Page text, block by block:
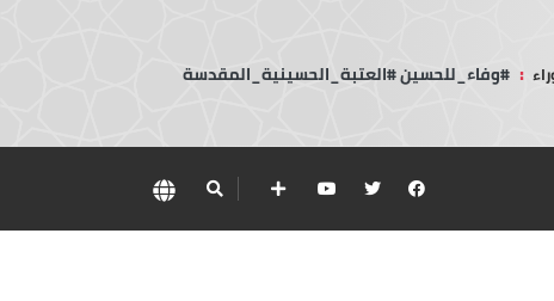
: #وفاء_للحسين #العتبة_الحسينية_المقدسة